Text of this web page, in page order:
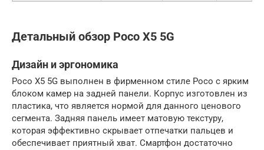
Детальный обзор Poco X5 5G
Дизайн и эргономика
Poco X5 5G выполнен в фирменном стиле Poco с ярким
блоком камер на задней панели. Корпус изготовлен из
пластика, что является нормой для данного ценового
сегмента. Задняя панель имеет матовую текстуру,
которая эффективно скрывает отпечатки пальцев и
обеспечивает приятный хват. Смартфон достаточно